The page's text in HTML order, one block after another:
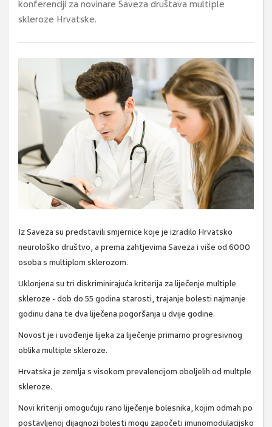
konferenciji za novinare Saveza društava multiple
skleroze Hrvatske.
Iz Saveza su predstavili smjernice koje je izradilo Hrvatsko
neurološko društvo, a prema zahtjevima Saveza i više od 6000
osoba s multiplom sklerozom.
Uklonjena su tri diskriminirajuća kriterija za liječenje multiple
skleroze - dob do 55 godina starosti, trajanje bolesti najmanje
godinu dana te dva liječena pogoršanja u dvije godine.
Novost je i uvođenje lijeka za liječenje primarno progresivnog
oblika multiple skleroze.
Hrvatska je zemlja s visokom prevalencijom oboljelih od multple
skleroze.
Novi kriteriji omogućuju rano liječenje bolesnika, kojim odmah po
postavljenoj dijagnozi bolesti mogu započeti imunomodulacijsko